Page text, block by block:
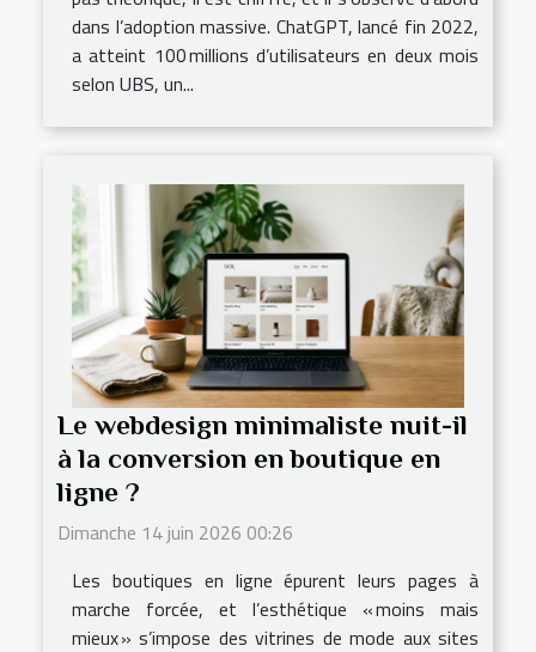
dans l’adoption massive. ChatGPT, lancé fin 2022,
a atteint 100 millions d’utilisateurs en deux mois
selon UBS, un...
Le webdesign minimaliste nuit-il
à la conversion en boutique en
ligne ?
Dimanche 14 juin 2026 00:26
Les boutiques en ligne épurent leurs pages à
marche forcée, et l’esthétique « moins mais
mieux » s’impose des vitrines de mode aux sites